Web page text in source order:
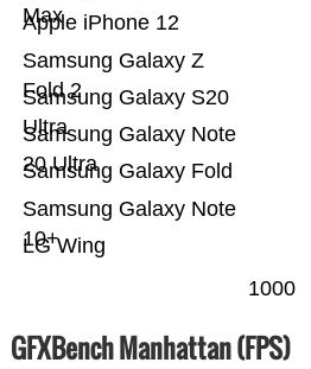
LG Wing
Samsung Galaxy Note
10+
Samsung Galaxy Fold
Samsung Galaxy Note
20 Ultra
Samsung Galaxy S20
Ultra
Samsung Galaxy Z
Fold 2
Apple iPhone 12
Max
1000
GFXBench Manhattan (FPS)